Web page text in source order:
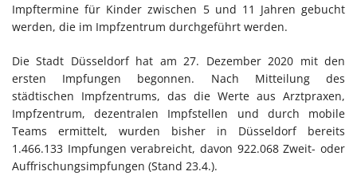
Impftermine für Kinder zwischen 5 und 11 Jahren gebucht
werden, die im Impfzentrum durchgeführt werden.
Die Stadt Düsseldorf hat am 27. Dezember 2020 mit den
ersten Impfungen begonnen. Nach Mitteilung des
städtischen Impfzentrums, das die Werte aus Arztpraxen,
Impfzentrum, dezentralen Impfstellen und durch mobile
Teams ermittelt, wurden bisher in Düsseldorf bereits
1.466.133 Impfungen verabreicht, davon 922.068 Zweit- oder
Auffrischungsimpfungen (Stand 23.4.).